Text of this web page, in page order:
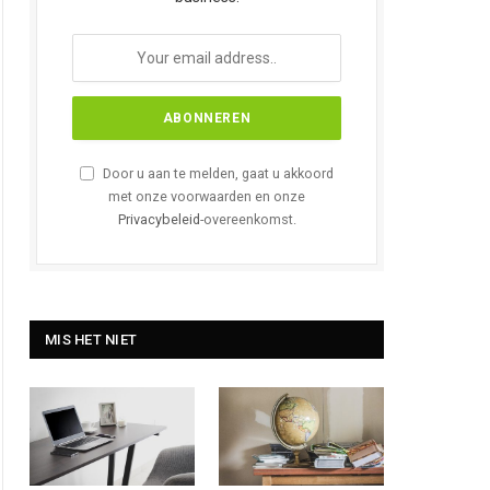
Door u aan te melden, gaat u akkoord
met onze voorwaarden en onze
Privacybeleid-overeenkomst.
MIS HET NIET